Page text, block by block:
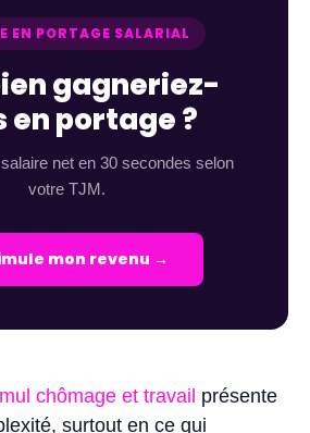
EN PORTAGE SALARIAL
gagneriez-
en portage ?
net en 30 secondes selon
votre TJM.
mon revenu →
chômage et travail présente
surtout en ce qui